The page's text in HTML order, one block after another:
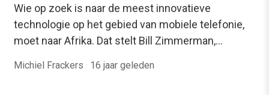
Wie op zoek is naar de meest innovatieve
technologie op het gebied van mobiele telefonie,
moet naar Afrika. Dat stelt Bill Zimmerman,…
Michiel Frackers · 16 jaar geleden